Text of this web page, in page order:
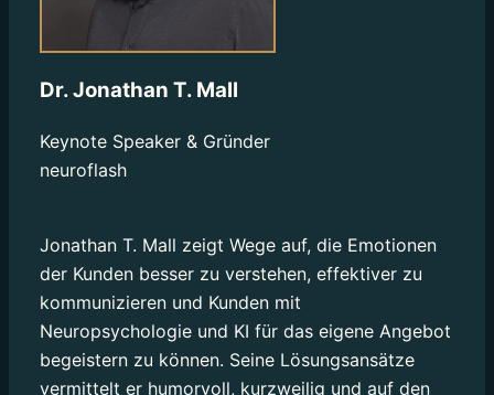
Dr. Jonathan T. Mall
Keynote Speaker & Gründer
neuroflash
Jonathan T. Mall zeigt Wege auf, die Emotionen
der Kunden besser zu verstehen, effektiver zu
kommunizieren und Kunden mit
Neuropsychologie und KI für das eigene Angebot
begeistern zu können. Seine Lösungsansätze
vermittelt er humorvoll, kurzweilig und auf den